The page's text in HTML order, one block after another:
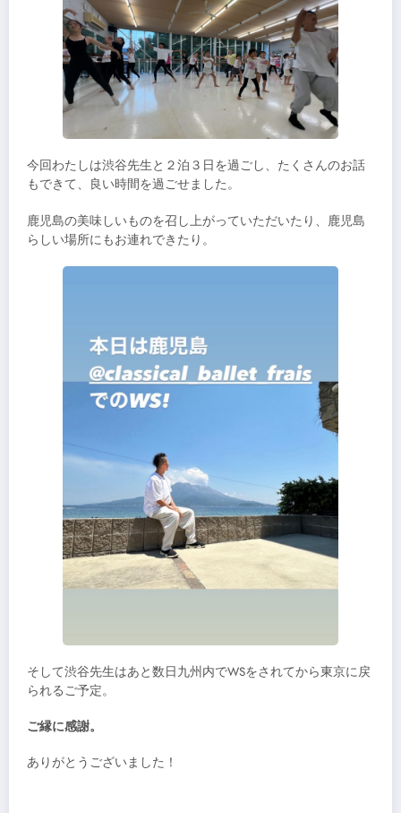
今回わたしは渋谷先生と２泊３日を過ごし、たくさんのお話
もできて、良い時間を過ごせました。
鹿児島の美味しいものを召し上がっていただいたり、鹿児島
らしい場所にもお連れできたり。
そして渋谷先生はあと数日九州内でWSをされてから東京に戻
られるご予定。
ご縁に感謝。
ありがとうございました！